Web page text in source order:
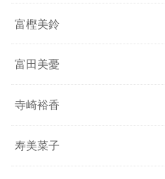
富樫美鈴
富田美憂
寺崎裕香
寿美菜子